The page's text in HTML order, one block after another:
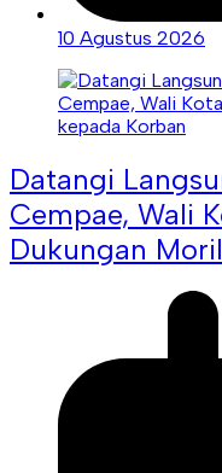
10 Agustus 2026
Datangi
Cempae, Wali
Dukungan